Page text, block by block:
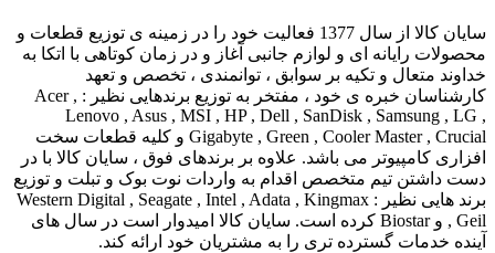
سایان کالا از سال 1377 فعالیت خود را در زمینه ی توزیع قطعات و
محصولات رایانه ای و لوازم جانبی آغاز و در زمان کوتاهی با اتکا به
خداوند متعال و تکیه بر سوابق ، توانمندی ، تخصص و تعهد
کارشناسان خبره ی خود ، مفتخر به توزیع برندهایی نظیر : Acer ,
Lenovo , Asus , MSI , HP , Dell , SanDisk , Samsung , LG ,
Gigabyte , Green , Cooler Master , Crucial و کلیه قطعات سخت
افزاری کامپیوتر می باشد. علاوه بر برندهای فوق ، سایان کالا با در
دست داشتن تیم متخصص اقدام به واردات نوت بوک و تبلت و توزیع
برند هایی نظیر : Western Digital , Seagate , Intel , Adata , Kingmax
, Geil و Biostar کرده است. سایان کالا امیدوار است در سال های
آینده خدمات گسترده تری را به مشتریان خود ارائه کند.